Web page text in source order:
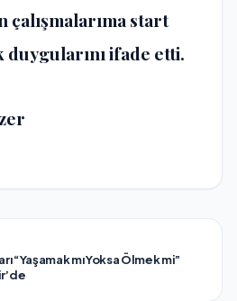
çalışmalarıma start
ifade etti.
“Yaşamak mı Yoksa Ölmek mi”